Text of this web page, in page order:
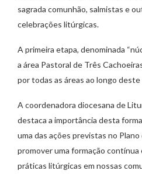
sagrada comunhão, salmistas e
celebrações litúrgicas.
A primeira etapa, denominada
a área Pastoral de Três
por todas as áreas ao longo
A coordenadora diocesana de
destaca a importância desta
uma das ações previstas no
promover uma formação
práticas litúrgicas em nossas